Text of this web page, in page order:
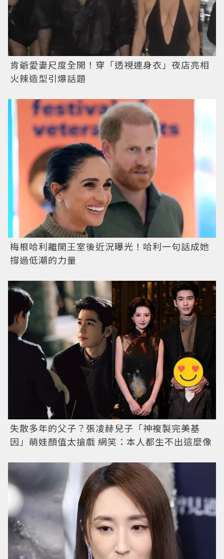
肯爺愛妻尺度全開！穿「透視連身衣」夜店亮相
火辣造型引爆話題
梅根哈利離開王室後近況曝光！哈利一句話成她
撐過低潮的力量
失散多年的父子？張凌赫兒子「神複製完美基
因」萌娃顏值太搶戲 網笑：本人都生不出這麼像